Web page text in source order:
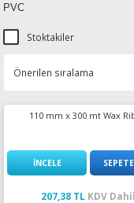
PVC
Stoktakiler
110 mm x 300 mt Wax
İNCELE
207,38 TL KDV Dahil